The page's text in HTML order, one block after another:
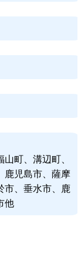
町、溝辺町、
鹿児島市、薩摩
市、垂水市、鹿
他